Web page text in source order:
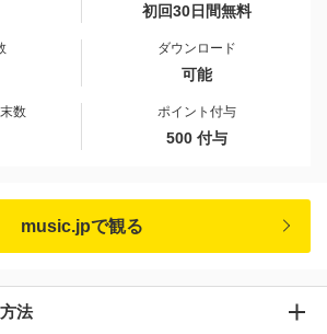
初回30日間無料
ダウンロード
可能
数 ポイント付与
500 付与
music.jpで観る
法